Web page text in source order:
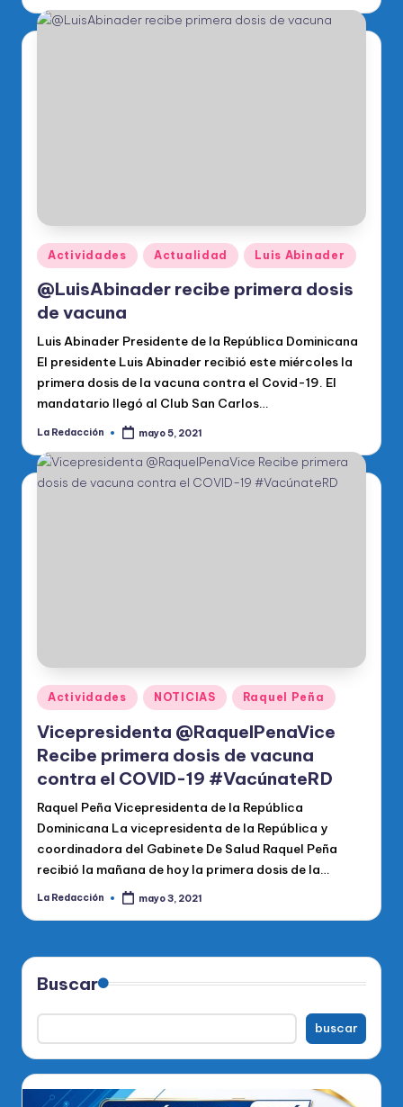
Publicado
en
Actividades Actualidad Luis Abinader
@LuisAbinader recibe primera dosis
de vacuna
Luis Abinader Presidente de la República Dominicana
El presidente Luis Abinader recibió este miércoles la
primera dosis de la vacuna contra el Covid-19. El
mandatario llegó al Club San Carlos…
Publicado
La Redacción mayo 5, 2021
Publicado
en
Actividades NOTICIAS Raquel Peña
Vicepresidenta @RaquelPenaVice
Recibe primera dosis de vacuna
contra el COVID-19 #VacúnateRD
Raquel Peña Vicepresidenta de la República
Dominicana La vicepresidenta de la República y
coordinadora del Gabinete De Salud Raquel Peña
recibió la mañana de hoy la primera dosis de la…
Publicado
La Redacción mayo 3, 2021
Buscar
buscar